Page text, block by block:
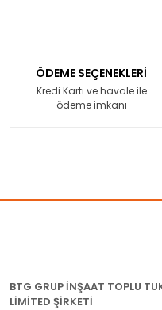
ÖDEME SEÇENEKLERİ
Kredi Kartı ve havale ile
ödeme imkanı
BTG GRUP İNŞAAT TOPLU
LİMİTED ŞİRKETİ